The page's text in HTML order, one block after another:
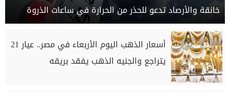
خانقة والأرصاد تدعو للحذر من الحرارة في ساعات الذروة
أسعار الذهب اليوم الأربعاء في مصر.. عيار 21
يتراجع والجنيه الذهب يفقد بريقه